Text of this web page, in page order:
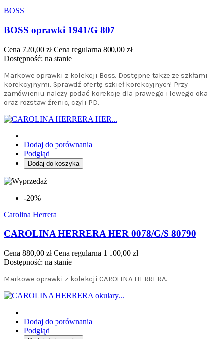
BOSS
BOSS oprawki 1941/G 807
Cena 720,00 zł Cena regularna 800,00 zł
Dostępność: na stanie
Markowe oprawki z kolekcji Boss. Dostępne także ze szkłami
korekcyjnymi. Sprawdź ofertę szkieł korekcyjnych! Przy
zamówieniu należy podać korekcję dla prawego i lewego oka
oraz rozstaw źrenic, czyli PD.
Dodaj do porównania
Podgląd
Dodaj do koszyka
-20%
Carolina Herrera
CAROLINA HERRERA HER 0078/G/S 80790
Cena 880,00 zł Cena regularna 1 100,00 zł
Dostępność: na stanie
Markowe oprawki z kolekcji CAROLINA HERRERA.
Dodaj do porównania
Podgląd